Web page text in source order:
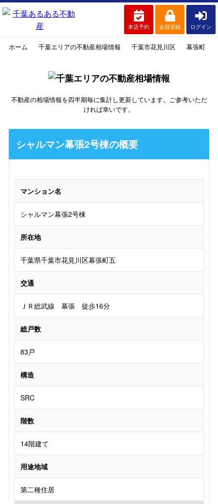
来店予約 会員登録 ログイン
ホーム 千葉エリアの不動産相場情報 千葉市花見川区 幕張町
不動産の相場情報を四半期毎に集計し更新しています。ご参考いただ
ければ幸いです。
シャルマン幕張2号棟の概要
マンション名
シャルマン幕張2号棟
所在地
千葉県千葉市花見川区幕張町五
交通
ＪＲ総武線 幕張 徒歩16分
総戸数
83戸
構造
SRC
階数
14階建て
用途地域
第二種住居